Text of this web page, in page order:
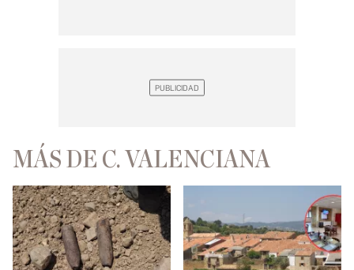
MÁS DE C. VALENCIANA